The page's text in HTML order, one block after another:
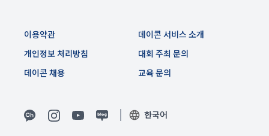
제 29 조 (약관 외 준칙)
본 약관에 명시되지 않은 준칙에 대해서는 정보통신망이용촉진
이용약관
개인정보 처리방침
대회 주최 문의
교육 문의
데이콘 서비스 소개
데이콘 채용
한국어